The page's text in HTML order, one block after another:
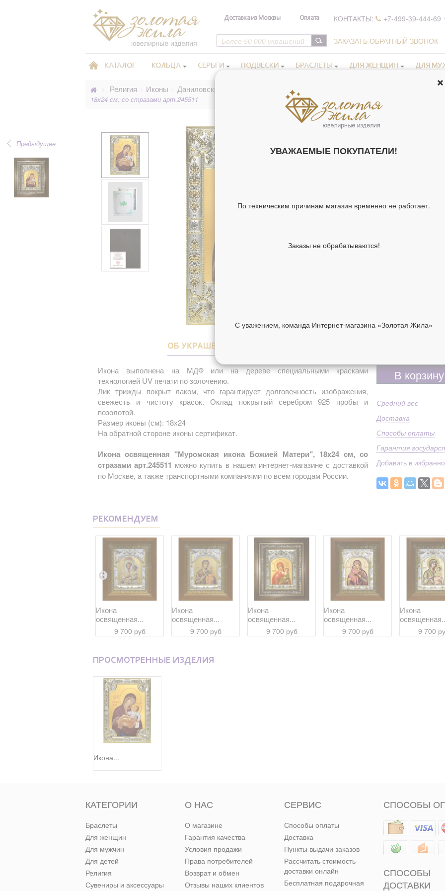
Доставка из Москвы Оплата КОНТАКТЫ: +7-499-39-444-69
ЗАКАЗАТЬ ОБРАТНЫЙ ЗВОНОК
КАТАЛОГ КОЛЬЦА СЕРЬГИ ПОДВЕСКИ БРАСЛЕТЫ ДЛЯ ЖЕНЩИН ДЛЯ
Религия Иконы Даниловские иконы в серебряном окладе
Икона
18x24 см, со стразами арт.245511
Предыдущее
ОБ УКРАШЕНИИ
Икона выполнена на МДФ или на дереве специальными красками
технологией UV печати по золочению.
Лик трижды покрыт лаком, что гарантирует долговечность изображения,
свежесть и чистоту красок. Оклад покрытый серебром 925 пробы и
позолотой.
Размер иконы (см): 18х24
На обратной стороне иконы сертификат.
Икона освященная "Муромская икона Божией Матери", 18x24 см, со
стразами арт.245511 можно купить в нашем интернет-магазине с доставкой
по Москве, а также транспортными компаниями по всем городам России.
ИКОНА
ИКОНА
СМ, СО
Высота киота,
Дополнительно
В корзину
Средний вес
Доставка
Способы оплаты
Гарантия
Добавить в
РЕКОМЕНДУЕМ
Икона
освященная...
9 700 руб
Икона
освященная...
9 700 руб
Икона
освященная...
9 700 руб
Икона
освященная...
9 700 руб
Икона
9 700
ПРОСМОТРЕННЫЕ ИЗДЕЛИЯ
Икона...
КАТЕГОРИИ
Браслеты
Для женщин
Для мужчин
Для детей
Религия
Сувениры и аксессуары
О НАС
О магазине
Гарантия качества
Условия продажи
Права потребителей
Возврат и обмен
Отзывы наших клиентов
СЕРВИС
Способы оплаты
Доставка
Пункты выдачи заказов
Рассчитать стоимость
доставки онлайн
Бесплатная подарочная
СПОСОБЫ
СПОСОБЫ
ДОСТАВКИ
УВАЖАЕМЫЕ ПОКУПАТЕЛИ!
По техническим причинам магазин временно не работает.
Заказы не обрабатываются!
С уважением, команда Интернет-магазина «Золотая Жила»